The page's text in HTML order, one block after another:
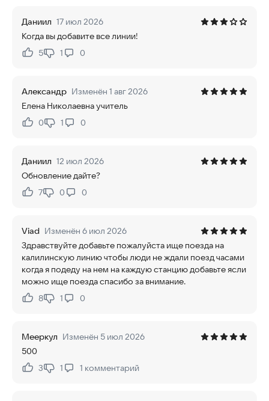
Даниил 17 июл 2026
Когда вы добавите все линии!
Нравится:
5Не нравится:
1 0
Александр Изменён 1 авг 2026
Елена Николаевна учитель
Нравится:
0Не нравится:
1 0
Даниил 12 июл 2026
Обновление дайте?
Нравится:
7Не нравится:
0 0
Viad Изменён 6 июл 2026
Здравствуйте добавьте пожалуйста ище поезда на
калилинскую линию чтобы люди не ждали поезд часами
когда я подеду на нем на каждую станцию добавьте ясли
можно ище поезда спасибо за внимание.
Нравится:
8Не нравится:
1 0
Мееркул Изменён 5 июл 2026
500
Нравится:
3Не нравится:
1 1 комментарий